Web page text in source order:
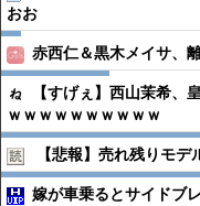
おお
赤西仁＆黒木メイサ、
【すげぇ】西山茉希、
ｗｗｗｗｗｗｗｗｗｗ
【悲報】売れ残りモ
嫁が車乗るとサイドブ